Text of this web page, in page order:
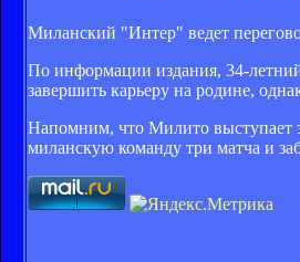
Миланский "Интер" ведет
По информации издания, 34-
завершить карьеру на родине,
Напомним, что Милито выступает
миланскую команду три матча и